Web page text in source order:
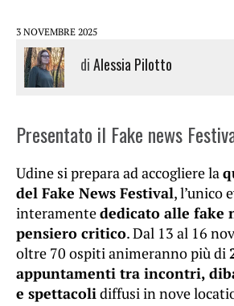
3 NOVEMBRE 2025
diAlessia Pilotto
Presentato il Fake news
Udine si prepara ad accogliere la
del Fake News Festival, l’unico
interamentededicato alle fake
pensiero critico. Dal 13 al 16
oltre 70 ospiti animeranno più di
appuntamenti tra incontri,
e spettacolidiffusi in nove